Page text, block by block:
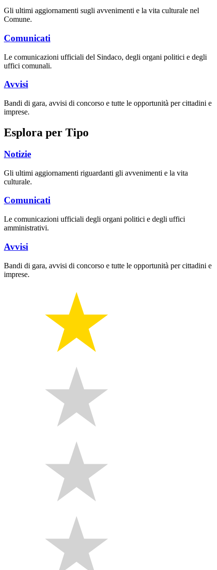
Gli ultimi aggiornamenti sugli avvenimenti e la vita culturale nel
Comune.
Comunicati
Le comunicazioni ufficiali del Sindaco, degli organi politici e degli
uffici comunali.
Avvisi
Bandi di gara, avvisi di concorso e tutte le opportunità per cittadini e
imprese.
Esplora per Tipo
Notizie
Gli ultimi aggiornamenti riguardanti gli avvenimenti e la vita
culturale.
Comunicati
Le comunicazioni ufficiali degli organi politici e degli uffici
amministrativi.
Avvisi
Bandi di gara, avvisi di concorso e tutte le opportunità per cittadini e
imprese.